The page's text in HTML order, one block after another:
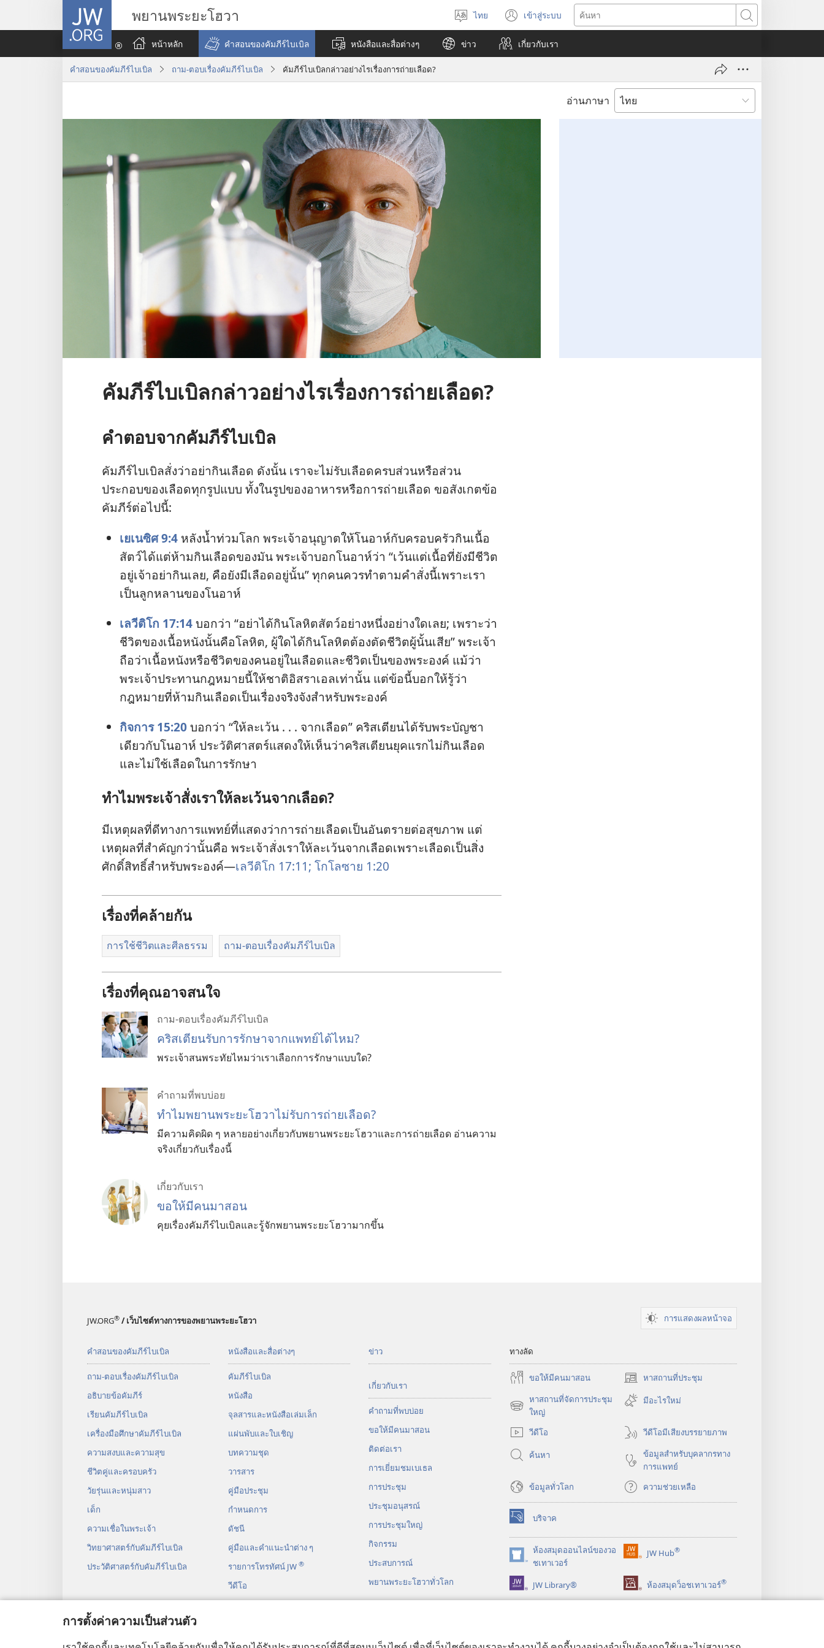
การตั้งค่าความเป็นส่วนตัว
JW.ORG พยานพระยะโฮวา
เลือก
ภาษา
ไทย เข้าสู่ระบบ
(เปิด
หน้าต่าง
ใหม่)
ค้นหา
หน้าหลัก
คำสอนของคัมภีร์ไบเบิล หนังสือและสื่อต่างๆ ข่าว เกี่ยว​กับ​เรา
คำสอนของคัมภีร์ไบเบิล ถาม-ตอบเรื่องคัมภีร์ไบเบิล คัมภีร์ไบเบิลกล่าวอย่างไรเรื่องการถ่ายเลือด?
อ่านภาษา
คัมภีร์ไบเบิลกล่าวอย่างไรเรื่องการถ่ายเลือด?
คำ​ตอบ​จาก​คัมภีร์​ไบเบิล
คัมภีร์​ไบเบิล​สั่ง​ว่า​อย่า​กิน​เลือด ดัง​นั้น เรา​จะ​ไม่​รับ​เลือด​ครบ​ส่วน​หรือ​ส่วน​
ประกอบ​ของ​เลือด​ทุก​รูป​แบบ ทั้ง​ใน​รูป​ของ​อาหาร​หรือ​การ​ถ่าย​เลือด ขอ​สังเกต​ข้อ​
คัมภีร์​ต่อ​ไป​นี้:
เยเนซิศ 9:4หลัง​น้ำ​ท่วม​โลก พระเจ้า​อนุญาต​ให้​โนอาห์​กับ​ครอบครัว​กิน​เนื้อ​
สัตว์​ได้​แต่​ห้าม​กิน​เลือด​ของ​มัน พระเจ้า​บอก​โนอาห์​ว่า “เว้น​แต่​เนื้อ​ที่​ยัง​มี​ชีวิต​
อยู่​เจ้า​อย่า​กิน​เลย, คือ​ยัง​มี​เลือด​อยู่​นั้น” ทุก​คน​ควร​ทำ​ตาม​คำ​สั่ง​นี้​เพราะ​เรา​
เป็น​ลูก​หลาน​ของ​โนอาห์
เลวีติโก 17:14บอก​ว่า “อย่า​ได้​กิน​โลหิต​สัตว์​อย่าง​หนึ่ง​อย่าง​ใด​เลย; เพราะ​ว่า​
ชีวิต​ของ​เนื้อหนัง​นั้น​คือ​โลหิต, ผู้​ใด​ได้​กิน​โลหิต​ต้อง​ตัด​ชีวิต​ผู้​นั้น​เสีย” พระเจ้า​
ถือ​ว่า​เนื้อหนัง​หรือ​ชีวิต​ของ​คน​อยู่​ใน​เลือด​และ​ชีวิต​เป็น​ของ​พระองค์ แม้​ว่า​
พระเจ้า​ประทาน​กฎหมาย​นี้​ให้​ชาติ​อิสราเอล​เท่า​นั้น แต่​ข้อ​นี้​บอก​ให้​รู้​ว่า​
กฎหมาย​ที่​ห้าม​กิน​เลือด​เป็น​เรื่อง​จริงจัง​สำหรับ​พระองค์
กิจการ 15:20บอก​ว่า “ให้​ละ​เว้น . . . จาก​เลือด” คริสเตียน​ได้​รับ​พระ​บัญชา​
เดียว​กับ​โนอาห์ ประวัติศาสตร์​แสดง​ให้​เห็น​ว่า​คริสเตียน​ยุค​แรก​ไม่​กิน​เลือด​
และ​ไม่​ใช้​เลือด​ใน​การ​รักษา
ทำไม​พระเจ้า​สั่ง​เรา​ให้​ละ​เว้น​จาก​เลือด?
มี​เหตุ​ผล​ที่​ดี​ทาง​การ​แพทย์​ที่​แสดง​ว่า​การ​ถ่าย​เลือด​เป็น​อันตราย​ต่อ​สุขภาพ แต่​
เหตุ​ผล​ที่​สำคัญ​กว่า​นั้น​คือ พระเจ้า​สั่ง​เรา​ให้​ละ​เว้น​จาก​เลือด​เพราะ​เลือด​เป็น​สิ่ง​
ศักดิ์สิทธิ์​สำหรับ​พระองค์—เลวีติโก 17:11; โกโลซาย 1:20
เรื่องที่คล้ายกัน
การใช้ชีวิตและศีลธรรม ถาม-ตอบเรื่องคัมภีร์ไบเบิล
เรื่องที่คุณอาจสนใจ
ถาม-ตอบเรื่องคัมภีร์ไบเบิล
คริสเตียนรับการรักษาจากแพทย์ได้ไหม?
พระเจ้าสนพระทัยไหมว่าเราเลือกการรักษาแบบใด?
คำถามที่พบบ่อย
ทำไม​พยาน​พระ​ยะโฮวา​ไม่​รับ​การ​ถ่าย​เลือด?
มีความคิดผิด ๆ หลายอย่างเกี่ยวกับพยานพระยะโฮวาและการถ่ายเลือด อ่านความ
จริงเกี่ยวกับเรื่องนี้
เกี่ยว​กับ​เรา
ขอ​ให้​มี​คน​มา​สอน
คุย​เรื่อง​คัมภีร์​ไบเบิล​และ​รู้จัก​พยาน​พระ​ยะโฮวา​มาก​ขึ้น
JW.ORG® / เว็บไซต์ทางการของพยานพระยะโฮวา การแสดงผลหน้าจอ
คำสอนของคัมภีร์ไบเบิล
ถาม-ตอบเรื่องคัมภีร์ไบเบิล
อธิบายข้อคัมภีร์
เรียนคัมภีร์ไบเบิล
เครื่องมือศึกษาคัมภีร์ไบเบิล
ความสงบและความสุข
ชีวิตคู่และครอบครัว
วัยรุ่น​และ​หนุ่ม​สาว
เด็ก
ความเชื่อในพระเจ้า
วิทยาศาสตร์กับคัมภีร์ไบเบิล
ประวัติศาสตร์กับคัมภีร์ไบเบิล
หนังสือและสื่อต่างๆ
คัมภีร์​ไบเบิล
หนังสือ
จุลสาร​และ​หนังสือ​เล่ม​เล็ก
แผ่น​พับ​และ​ใบ​เชิญ
บทความ​ชุด
วารสาร
คู่มือ​ประชุม
กำหนด​การ
ดัชนี
คู่มือ​และ​คำ​แนะ​นำ​ต่าง​ ๆ
รายการโทรทัศน์ JW ®
วีดีโอ
การ​อ่าน​คัมภีร์​ไบเบิล​แบบ​ละคร
ข่าว
เกี่ยว​กับ​เรา
คำถามที่พบบ่อย
ขอ​ให้​มี​คน​มา​สอน
ติด​ต่อ​เรา
การ​เยี่ยม​ชม​เบเธล
การประชุม
ประชุมอนุสรณ์
การประชุมใหญ่
กิจกรรม
ประสบการณ์
พยานพระยะโฮวาทั่วโลก
ทางลัด
ขอ​ให้​มี​คน​มา​สอน หาสถานที่ประชุม
(เปิด
หน้าต่าง
ใหม่)
หาสถานที่จัดการประชุม
ใหญ่
(เปิด
หน้าต่าง
ใหม่)
มีอะไรใหม่
วีดีโอ วีดีโอมีเสียงบรรยายภาพ
ค้นหา
ข้อมูล​สำหรับ​บุคลากร​ทาง​
การ​แพทย์
ข้อมูล​ทั่ว​โลก
ความช่วยเหลือ
บริจาค
(เปิด
หน้าต่าง
ใหม่)
ห้องสมุดออนไลน์ของวอ
ชเทาเวอร์
(เปิด
หน้าต่าง
ใหม่)
JW Hub®
(เปิด
ใหม่)
JW Library® ห้องสมุดว็อชเทาเวอร์®